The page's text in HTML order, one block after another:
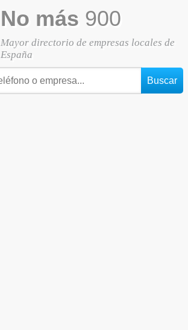
No más 900
Mayor directorio de empresas locales de
España